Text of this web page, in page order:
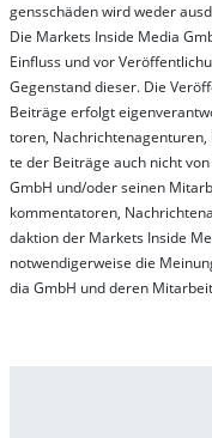
gens­schä­den wird we­der
Die Mar­kets In­side Me­dia
Ein­fluss und vor
Ge­gen­stand die­ser. Die
Bei­trä­ge er­folgt
tor­en,
te der Bei­trä­ge auch nicht
GmbH und/oder sei­nen
kom­men­ta­tor­en,
dak­tion der Mar­kets In­side
not­wen­di­ger­wei­se die
dia GmbH und de­ren